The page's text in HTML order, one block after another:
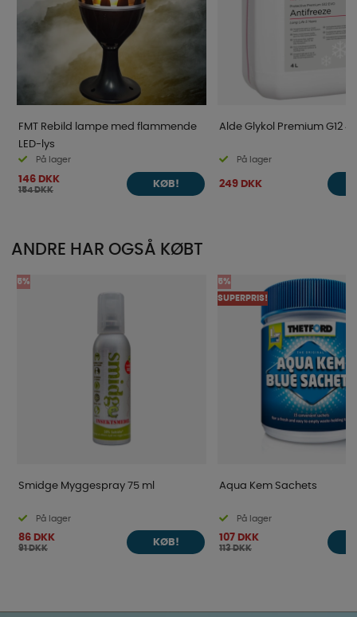
FMT Rebild lampe med flammende
LED-lys
På lager
146 DKK
154 DKK
KØB!
Alde Glykol Premium G12 4
På lager
249 DKK
ANDRE HAR OGSÅ KØBT
5%
Smidge Myggespray 75 ml
På lager
86 DKK
91 DKK
KØB!
5%
SUPERPRIS!
Aqua Kem Sachets
På lager
107 DKK
113 DKK